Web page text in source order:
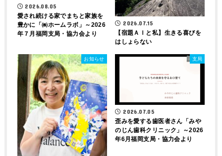
2026.08.05
愛され続ける家でまちと家族を
豊かに「㈱ホームラボ」～2026
年７月福岡支局・協力会より
2026.07.15
【宿題ＡＩと私】生きる喜びを
はしょらない
お知らせ 支局
2026.07.05
歪みを愛する歯医者さん「みや
のじん歯科クリニック」～2026
年6月福岡支局・協力会より